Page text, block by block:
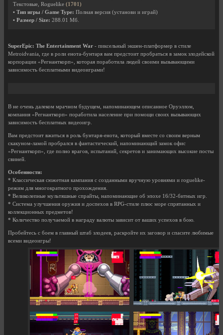
Текстовые, Roguelike (1701)
• Тип игры / Game Type: Полная версия (установи и играй)
• Размер / Size: 288.01 Мб.
SuperEpic: The Entertainment War - пиксельный экшен-платформер в стиле
Metroidvania, где в роли енота-бунтаря вам предстоит пробраться в замок злодейской
корпорации «Регнанткорп», которая поработила людей своими вызывающими
зависимость бесплатными видеоиграми!
В не очень далеком мрачном будущем, напоминающем описанное Оруэллом,
компания «Регнанткорп» поработила население при помощи своих вызывающих
зависимость бесплатных видеоигр.
Вам предстоит вжиться в роль бунтаря-енота, который вместе со своим верным
скакуном-ламой пробрался в фантастический, напоминающий замок офис
«Регнанткорп», где полно врагов, испытаний, секретов и занимающих высокие посты
свиней.
Oсобенности:
* Классическая сюжетная кампания с созданными вручную уровнями и roguelike-
режим для многократного прохождения.
* Великолепные мультяшные спрайты, напоминающие об эпохе 16/32-битных игр.
* Система улучшения оружия и доспехов в RPG-стиле плюс море спрятанных и
коллекционных предметов!
* Количество получаемой в награду валюты зависит от ваших успехов в бою.
Пробейтесь с боем в главный штаб злодеев, раскройте их заговор и спасите любимые
всеми видеоигры!